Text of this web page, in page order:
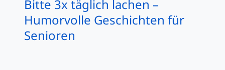
Bitte 3x täglich lachen –
Humorvolle Geschichten für
Senioren